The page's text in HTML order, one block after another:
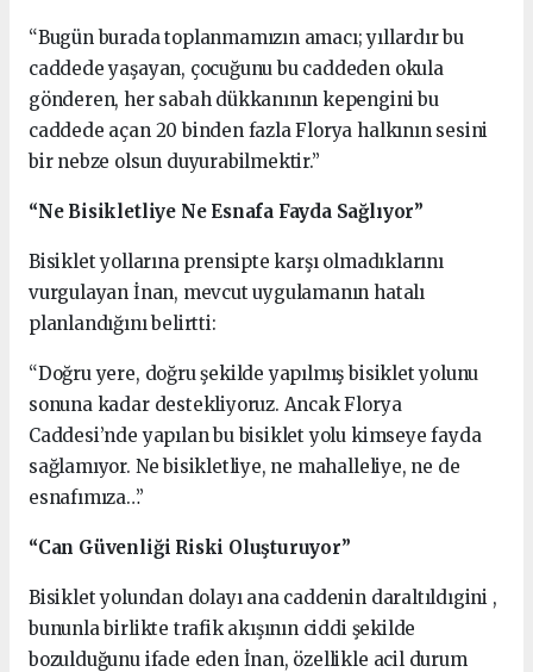
“Bugün burada toplanmamızın amacı; yıllardır bu
caddede yaşayan, çocuğunu bu caddeden okula
gönderen, her sabah dükkanının kepengini bu
caddede açan 20 binden fazla Florya halkının sesini
bir nebze olsun duyurabilmektir.”
“Ne Bisikletliye Ne Esnafa Fayda Sağlıyor”
Bisiklet yollarına prensipte karşı olmadıklarını
vurgulayan İnan, mevcut uygulamanın hatalı
planlandığını belirtti:
“Doğru yere, doğru şekilde yapılmış bisiklet yolunu
sonuna kadar destekliyoruz. Ancak Florya
Caddesi’nde yapılan bu bisiklet yolu kimseye fayda
sağlamıyor. Ne bisikletliye, ne mahalleliye, ne de
esnafımıza…”
“Can Güvenliği Riski Oluşturuyor”
Bisiklet yolundan dolayı ana caddenin daraltıldıgini ,
bununla birlikte trafik akışının ciddi şekilde
bozulduğunu ifade eden İnan, özellikle acil durum